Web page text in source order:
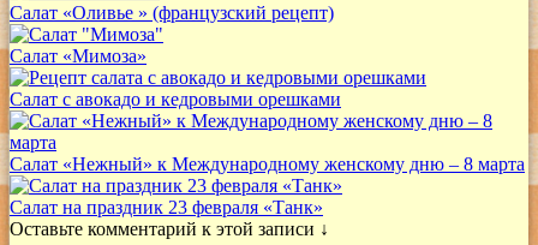
Салат «Оливье » (французский рецепт)
Салат «Мимоза»
Салат с авокадо и кедровыми орешками
Салат «Нежный» к Международному женскому дню – 8 марта
Салат на праздник 23 февраля «Танк»
Оставьте комментарий к этой записи ↓